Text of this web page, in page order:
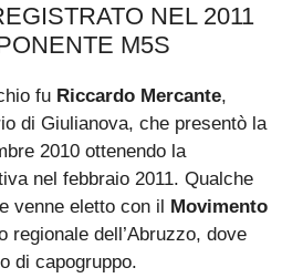
NEL 2011
M5S
fu Riccardo Mercante,
di Giulianova, che presentò la
2010 ottenendo la
nel febbraio 2011. Qualche
venne eletto con il Movimento
regionale dell’Abruzzo, dove
di capogruppo.